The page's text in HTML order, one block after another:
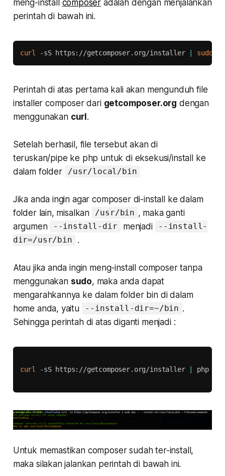
meng-install composer adalah dengan menjalankan
perintah di bawah ini.
curl -sS https://getcomposer.org/installer sudo
Perintah di atas pertama kali akan mengunduh file
installer composer dari getcomposer.org dengan
menggunakan curl.
Setelah berhasil, file tersebut akan di
teruskan/pipe ke php untuk di eksekusi/install ke
dalam folder
/usr/local/bin
Jika anda ingin agar composer di-install ke dalam
folder lain, misalkan
/usr/bin , maka ganti
argumen
--install-dir menjadi
--install-
dir=/usr/bin
.
Atau jika anda ingin meng-install composer tanpa
menggunakan sudo, maka anda dapat
mengarahkannya ke dalam folder bin di dalam
home anda, yaitu
--install-dir=~/bin .
Sehingga perintah di atas diganti menjadi :
curl -sS https://getcomposer.org/installer php
Untuk memastikan composer sudah ter-install,
maka silakan jalankan perintah di bawah ini.